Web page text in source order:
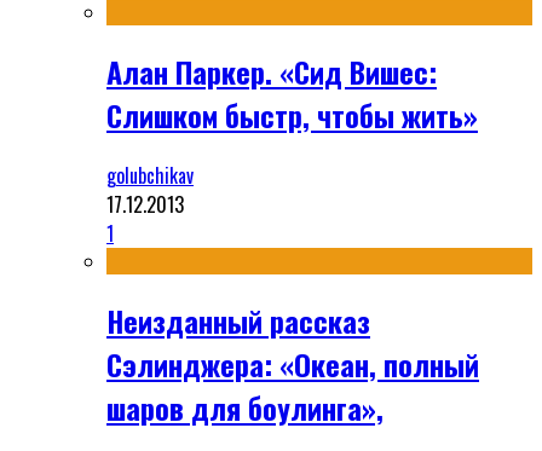
Алан Паркер. «Сид Вишес:
Слишком быстр, чтобы жить»
golubchikav
17.12.2013
1
Неизданный рассказ
Сэлинджера: «Океан, полный
шаров для боулинга»,